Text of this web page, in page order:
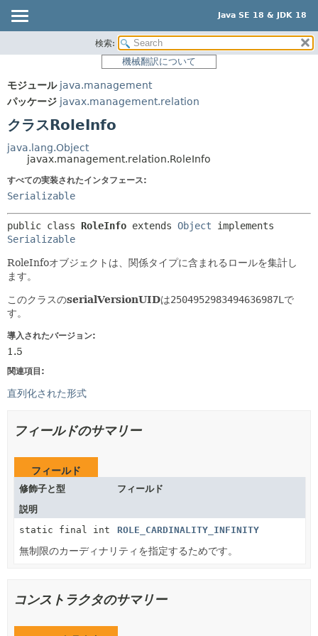
Java SE 18 & JDK 18
パッケージ
使用
ツリー
プレビュー
新規
非推奨
索引
ヘルプ
サマリー:
ネスト済
詳細:
メソッド
検索:
機械翻訳について
モジュール java.management
パッケージ javax.management.relation
クラスRoleInfo
java.lang.Object
javax.management.relation.RoleInfo
すべての実装されたインタフェース:
Serializable
public class RoleInfo extends Object
Serializable
RoleInfoオブジェクトは、関係タイプに含まれるロールを集計し
ます。
このクラスのserialVersionUIDは2504952983494636987L で
す。
導入されたバージョン:
1.5
関連項目:
直列化された形式
フィールドのサマリー
フィールド
修飾子と型
フィールド
説明
static final int
ROLE_CARDINALITY_INFINITY
無制限のカーディナリティを指定するためです。
コンストラクタのサマリー